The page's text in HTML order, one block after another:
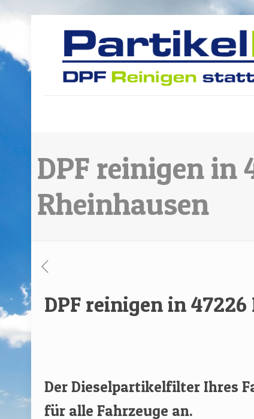
DPF reinigen in
Rheinhausen
DPF reinigen in
Der Dieselpartikelfilter Ihres
für alle Fahrzeuge an.